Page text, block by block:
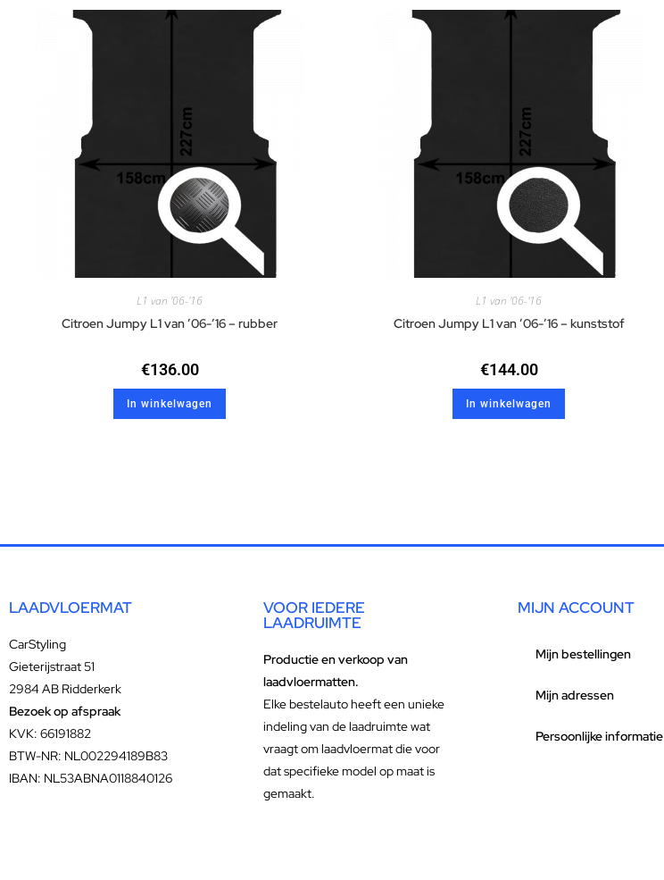
L1 van '06-'16
Citroen Jumpy L1 van ’06-’16 – rubber
€136.00
In winkelwagen
L1 van '06-'16
Citroen Jumpy L1 van ’06-’16 – kunststof
€144.00
In winkelwagen
LAADVLOERMAT
CarStyling
Gieterijstraat 51
2984 AB Ridderkerk
Bezoek op afspraak
KVK: 66191882
BTW-NR: NL002294189B83
IBAN: NL53ABNA0118840126
VOOR IEDERE
LAADRUIMTE
Productie en verkoop van
laadvloermatten.
Elke bestelauto heeft een unieke
indeling van de laadruimte wat
vraagt om laadvloermat die voor
dat specifieke model op maat is
gemaakt.
MIJN ACCOUNT
Mijn bestellingen
Mijn adressen
Persoonlijke informatie